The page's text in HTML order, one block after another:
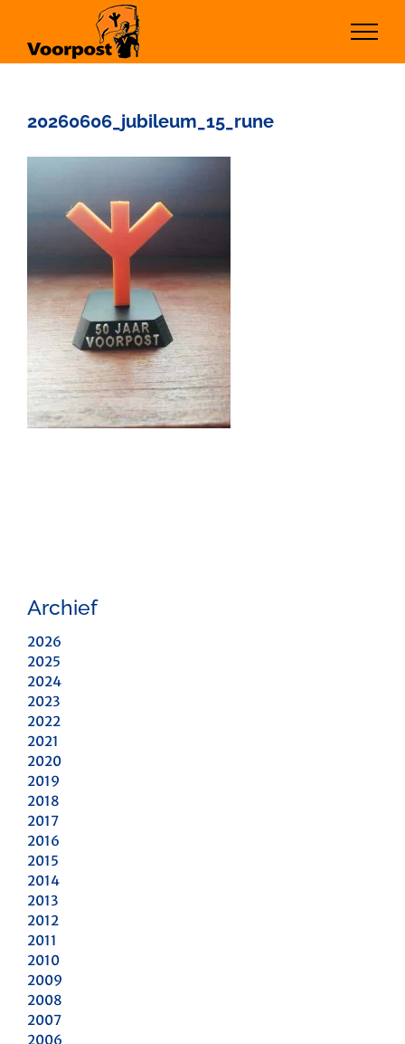
inhoud
20260606_jubileum_15_rune
Archief
2026
2025
2024
2023
2022
2021
2020
2019
2018
2017
2016
2015
2014
2013
2012
2011
2010
2009
2008
2007
2006